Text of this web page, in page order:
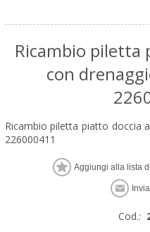
Ricambio piletta
con
Ricambio piletta piatto doccia
226000411
Cod.: